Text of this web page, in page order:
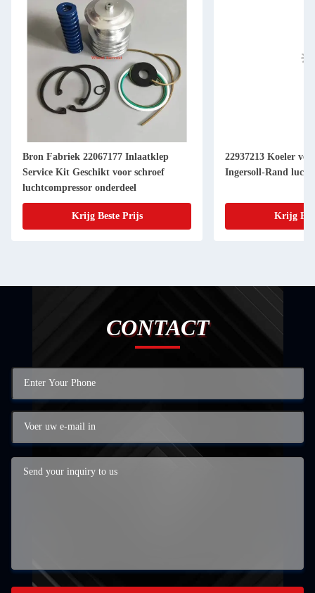
Bron Fabriek 22067177 Inlaatklep
Service Kit Geschikt voor schroef
luchtcompressor onderdeel
Krijg Beste Prijs
22937213 Koeler
Ingersoll-Rand
Krijg
CONTACT